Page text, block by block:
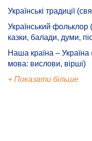
Українські традиції
Український фольклор
казки, балади, думи,
Наша країна – Україна
мова: вислови, вірші)
+ Показати більше